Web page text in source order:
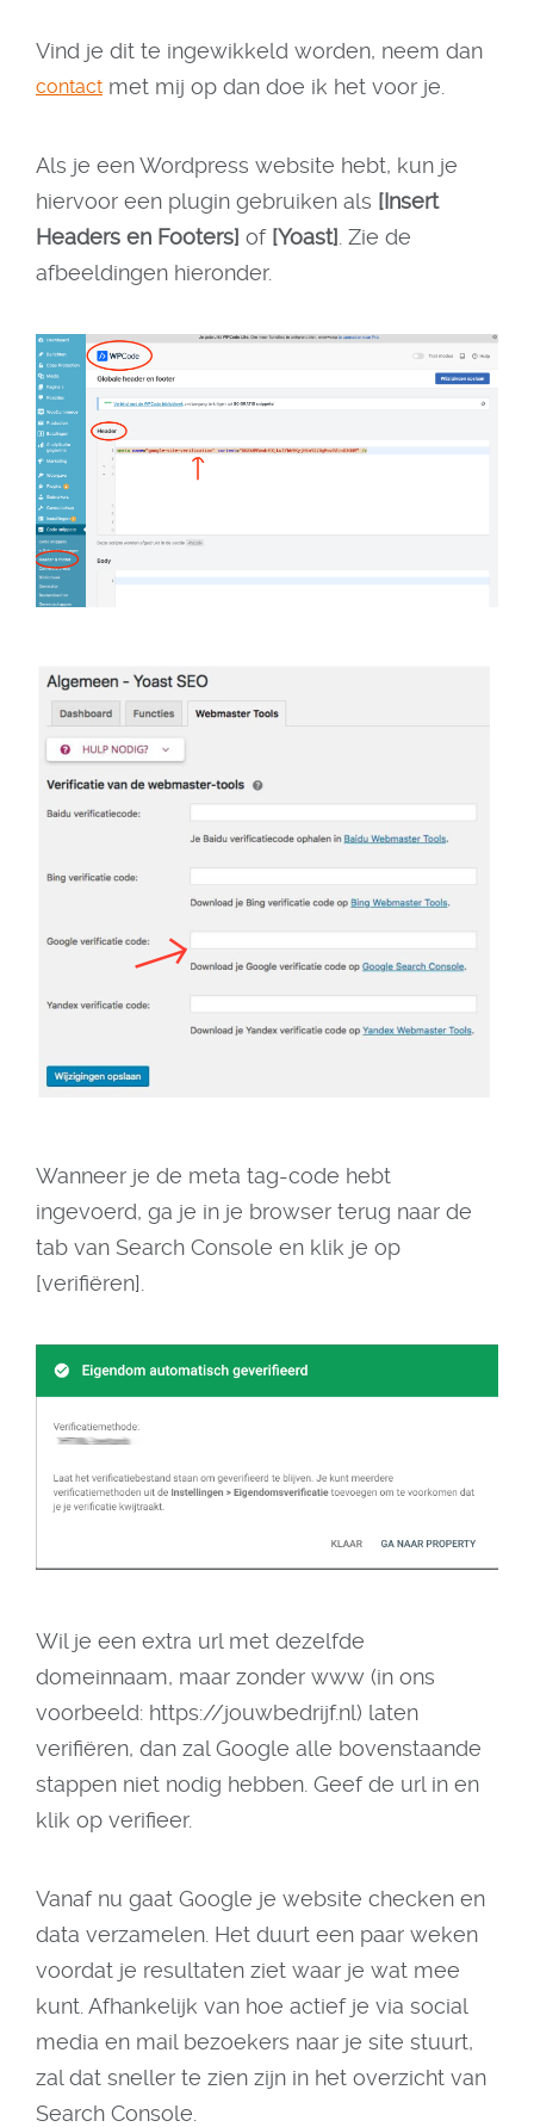
Vind je dit te ingewikkeld worden, neem dan
contact met mij op dan doe ik het voor je.
Als je een Wordpress website hebt, kun je
hiervoor een plugin gebruiken als [Insert
Headers en Footers] of [Yoast] . Zie de
afbeeldingen hieronder.
Wanneer je de meta tag-code hebt
ingevoerd, ga je in je browser terug naar de
tab van Search Console en klik je op
[verifiëren].
Wil je een extra url met dezelfde
domeinnaam, maar zonder www (in ons
voorbeeld: https://jouwbedrijf.nl) laten
verifiëren, dan zal Google alle bovenstaande
stappen niet nodig hebben. Geef de url in en
klik op verifieer.
Vanaf nu gaat Google je website checken en
data verzamelen. Het duurt een paar weken
voordat je resultaten ziet waar je wat mee
kunt. Afhankelijk van hoe actief je via social
media en mail bezoekers naar je site stuurt,
zal dat sneller te zien zijn in het overzicht van
Search Console.